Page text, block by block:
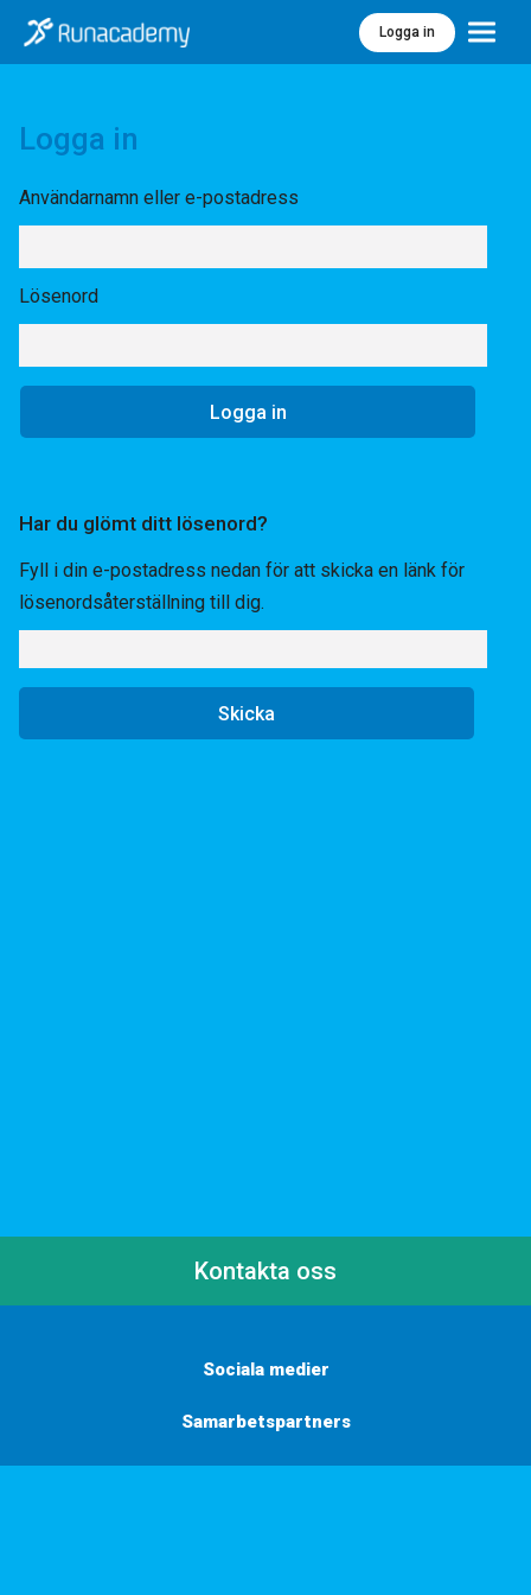
Logga in Meny
Logga in
Användarnamn eller e-postadress
Lösenord
Har du glömt ditt lösenord?
Fyll i din e-postadress nedan för att skicka en länk för
lösenordsåterställning till dig.
Kontakta oss
Sociala medier
Samarbetspartners